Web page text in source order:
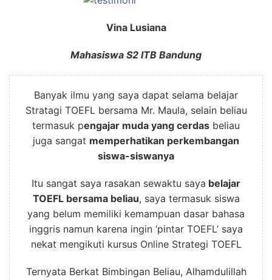
Vina Lusiana
Mahasiswa S2 ITB Bandung
Banyak ilmu yang saya dapat selama belajar
Stratagi TOEFL bersama Mr. Maula, selain beliau
termasuk pengajar muda yang cerdas beliau
juga sangat memperhatikan perkembangan
siswa-siswanya
Itu sangat saya rasakan sewaktu saya belajar
TOEFL bersama beliau, saya termasuk siswa
yang belum memiliki kemampuan dasar bahasa
inggris namun karena ingin ‘pintar TOEFL’ saya
nekat mengikuti kursus Online Strategi TOEFL
Ternyata Berkat Bimbingan Beliau, Alhamdulillah